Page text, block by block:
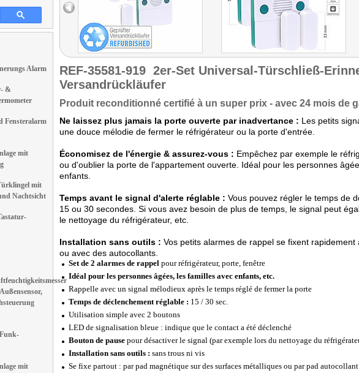
Alarm
&
Fensteralarm
mit
mit
Nachtsicht
mit
REF-35581-919 2er-Set Universal-Türschließ-
Versandrückläufer
Produit reconditionné certifié à un super prix - avec 24 mois de
Ne laissez plus jamais la porte ouverte par inadvertance : Les petits
une douce mélodie de fermer le réfrigérateur ou la porte d'entrée.
Économisez de l'énergie & assurez-vous : Empêchez par exemple le
ou d'oublier la porte de l'appartement ouverte. Idéal pour les personnes
enfants.
Temps avant le signal d'alerte réglable : Vous pouvez régler le temps de
15 ou 30 secondes. Si vous avez besoin de plus de temps, le signal peut
le nettoyage du réfrigérateur, etc.
Installation sans outils : Vos petits alarmes de rappel se fixent
ou avec des autocollants.
Set de 2 alarmes de rappel pour réfrigérateur, porte, fenêtre
Idéal pour les personnes âgées, les familles avec enfants, etc.
Rappelle avec un signal mélodieux après le temps réglé de fermer la porte
Temps de déclenchement réglable : 15 / 30 sec.
Utilisation simple avec 2 boutons
LED de signalisation bleue : indique que le contact a été déclenché
Bouton de pause pour désactiver le signal (par exemple lors du nettoyage du
Installation sans outils : sans trous ni vis
Se fixe partout : par pad magnétique sur des surfaces métalliques ou par pad autocollant